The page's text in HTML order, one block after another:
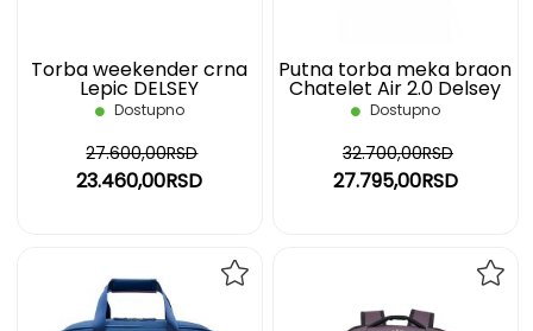
Torba weekender crna
Lepic DELSEY
Dostupno
23.460,00RSD
27.600,00RSD
Putna torba meka braon
Chatelet Air 2.0 Delsey
Dostupno
27.795,00RSD
32.700,00RSD